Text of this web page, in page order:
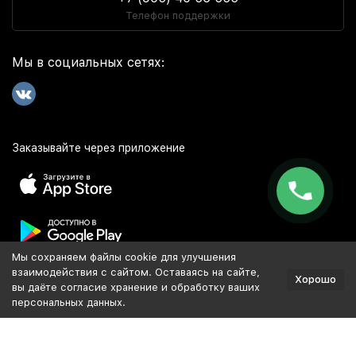
Телефон поддержки
Мы в социальных сетях:
Заказывайте через приложение
Популярное
Мы сохраняем файлы cookie для улучшения
взаимодействия с сайтом. Оставаясь на сайте,
вы даёте согласие хранение и обработку ваших
персональных данных.
Хорошо